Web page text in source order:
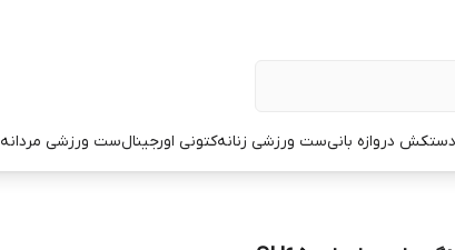
دستکش دروازه بانیست ورزشی زنانهکتونی اورجینالست ورزشی مردانه